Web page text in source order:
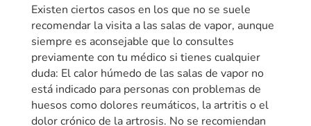
Existen ciertos casos en los que no se suele
recomendar la visita a las salas de vapor, aunque
siempre es aconsejable que lo consultes
previamente con tu médico si tienes cualquier
duda: El calor húmedo de las salas de vapor no
está indicado para personas con problemas de
huesos como dolores reumáticos, la artritis o el
dolor crónico de la artrosis. No se recomiendan